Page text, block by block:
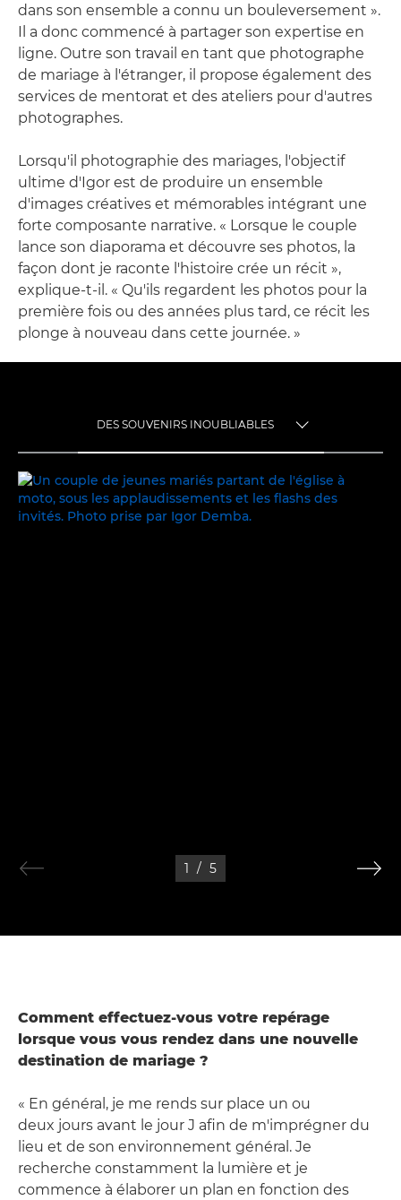
dans son ensemble a connu un bouleversement ».
Il a donc commencé à partager son expertise en
ligne. Outre son travail en tant que photographe
de mariage à l'étranger, il propose également des
services de mentorat et des ateliers pour d'autres
photographes.
Lorsqu'il photographie des mariages, l'objectif
ultime d'Igor est de produire un ensemble
d'images créatives et mémorables intégrant une
forte composante narrative. « Lorsque le couple
lance son diaporama et découvre ses photos, la
façon dont je raconte l'histoire crée un récit »,
explique-t-il. « Qu'ils regardent les photos pour la
première fois ou des années plus tard, ce récit les
plonge à nouveau dans cette journée. »
DES SOUVENIRS INOUBLIABLES
DES SOUVENIRS INOUBLIABLES
1 / 5
Comment effectuez-vous votre repérage
lorsque vous vous rendez dans une nouvelle
destination de mariage ?
« En général, je me rends sur place un ou
deux jours avant le jour J afin de m'imprégner du
lieu et de son environnement général. Je
recherche constamment la lumière et je
commence à élaborer un plan en fonction des